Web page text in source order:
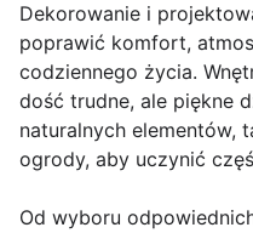
Dekorowanie i
poprawić komfort,
codziennego życia.
dość trudne, ale piękne
naturalnych elementów,
ogrody, aby uczynić
Od wyboru